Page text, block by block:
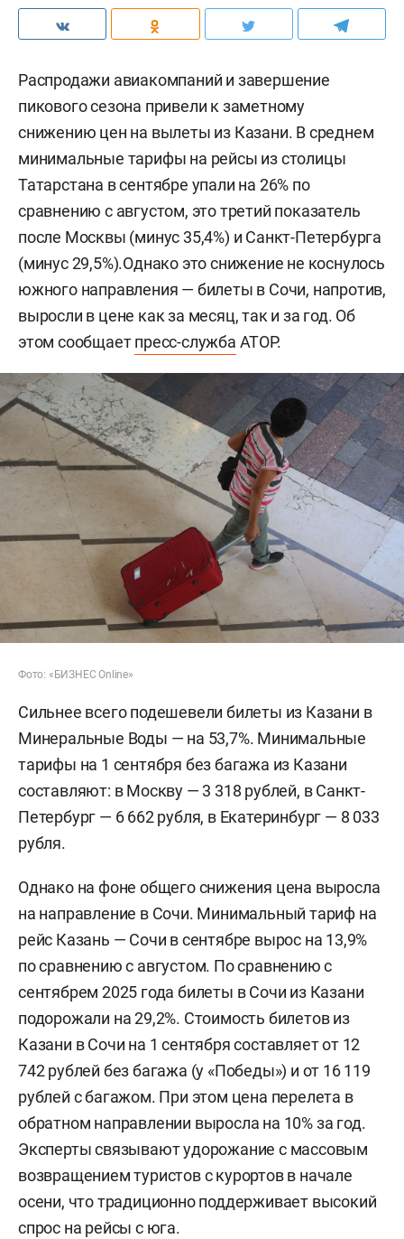
Распродажи авиакомпаний и завершение
пикового сезона привели к заметному
снижению цен на вылеты из Казани. В среднем
минимальные тарифы на рейсы из столицы
Татарстана в сентябре упали на 26% по
сравнению с августом, это третий показатель
после Москвы (минус 35,4%) и Санкт-Петербурга
(минус 29,5%).Однако это снижение не коснулось
южного направления — билеты в Сочи, напротив,
выросли в цене как за месяц, так и за год. Об
этом сообщаетпресс-служба АТОР.
Фото: «БИЗНЕС Online»
Сильнее всего подешевели билеты из Казани в
Минеральные Воды — на 53,7%. Минимальные
тарифы на 1 сентября без багажа из Казани
составляют: в Москву — 3 318 рублей, в Санкт-
Петербург — 6 662 рубля, в Екатеринбург — 8 033
рубля.
Однако на фоне общего снижения цена выросла
на направление в Сочи. Минимальный тариф на
рейс Казань — Сочи в сентябре вырос на 13,9%
по сравнению с августом. По сравнению с
сентябрем 2025 года билеты в Сочи из Казани
подорожали на 29,2%. Стоимость билетов из
Казани в Сочи на 1 сентября составляет от 12
742 рублей без багажа (у «Победы») и от 16 119
рублей с багажом. При этом цена перелета в
обратном направлении выросла на 10% за год.
Эксперты связывают удорожание с массовым
возвращением туристов с курортов в начале
осени, что традиционно поддерживает высокий
спрос на рейсы с юга.